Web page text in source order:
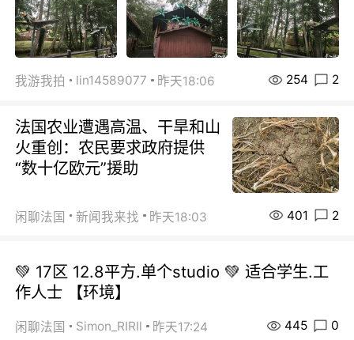
我游我拍 lin14589077 昨天18:06 254 2
法国农业遭遇高温、干旱和山
火重创：农民要求政府提供
“数十亿欧元”援助
闲聊法国 新闻我来找 昨天18:03 401 2
💚 17区 12.8平方.单个studio 💚 适合学生.工
作人士 【环境】
闲聊法国 Simon_RIRIl 昨天17:24 445 0